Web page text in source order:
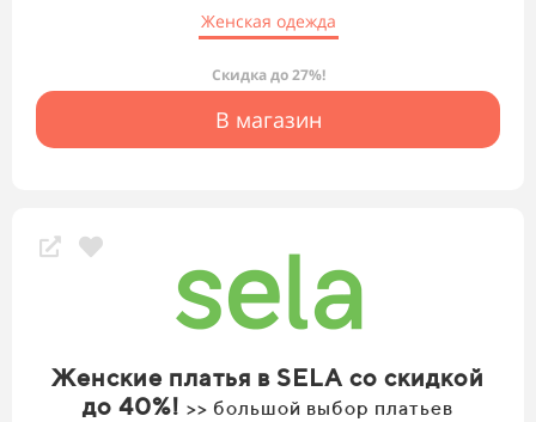
Женская одежда
Скидка до 27%!
В магазин
Женские платья в SELA со скидкой
до 40%! >> большой выбор платьев